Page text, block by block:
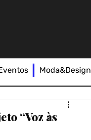
“Voz às
Moda&Design